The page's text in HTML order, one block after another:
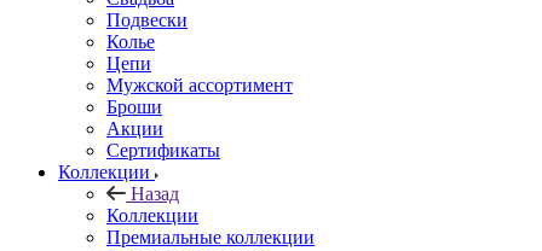
Подвески
Колье
Цепи
Мужской ассортимент
Броши
Акции
Сертификаты
Коллекции
Назад
Коллекции
Премиальные коллекции